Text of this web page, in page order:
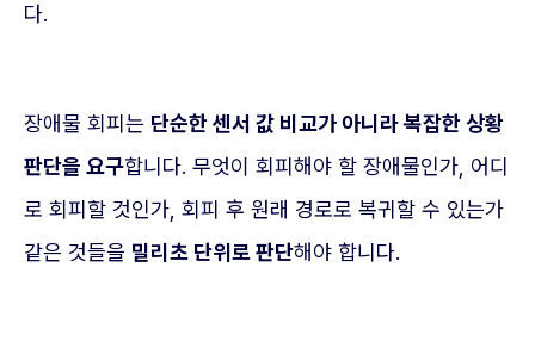
다.
장애물 회피는 단순한 센서 값 비교가 아니라 복잡한 상황
판단을 요구합니다. 무엇이 회피해야 할 장애물인가, 어디
로 회피할 것인가, 회피 후 원래 경로로 복귀할 수 있는가
같은 것들을 밀리초 단위로 판단해야 합니다.